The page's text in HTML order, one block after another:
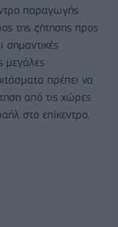
παραγωγής
της ζήτησης προς
σημαντικές
μεγάλες
πρέπει να
από τις χώρες
στο επίκεντρο.